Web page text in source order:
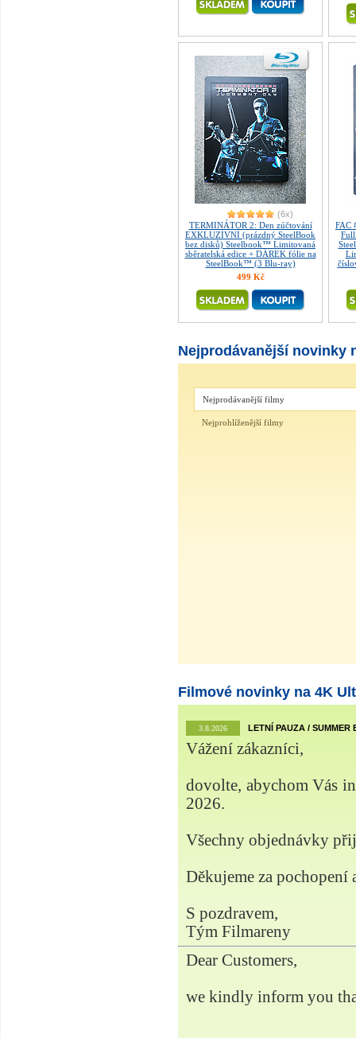
(6x)
TERMINÁTOR 2: Den zúčtování
EXKLUZÍVNÍ (prázdný SteelBook
bez disků) Steelbook™ Limitovaná
sběratelská edice + DÁREK fólie na
SteelBook™ (3 Blu-ray)
499 Kč
FAC
Nejprodávanější novinky
Nejprodávanější filmy
Nejprohlíženější filmy
Filmové novinky na 4K
3.8.2026 LETNÍ PAUZA / SUMMER
Vážení zákazníci,
dovolte, abychom Vás
2026.
Všechny objednávky
Děkujeme za
S pozdravem,
Tým Filmareny
Dear Customers,
we kindly inform you